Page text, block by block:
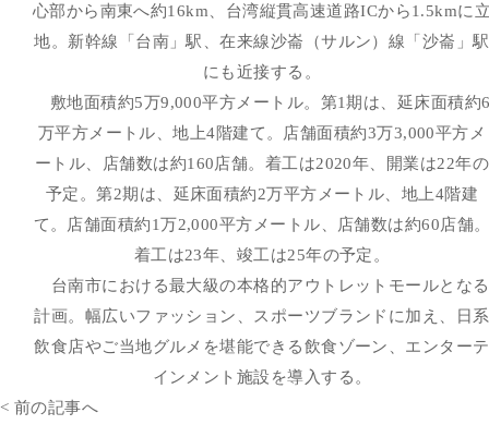
心部から南東へ約16km、台湾縦貫高速道路ICから1.5kmに
地。新幹線「台南」駅、在来線沙崙（サルン）線「沙崙」駅
にも近接する。
敷地面積約5万9,000平方メートル。第1期は、延床面積約
万平方メートル、地上4階建て。店舗面積約3万3,000平方メ
ートル、店舗数は約160店舗。着工は2020年、開業は22年の
予定。第2期は、延床面積約2万平方メートル、地上4階建
て。店舗面積約1万2,000平方メートル、店舗数は約60店舗
着工は23年、竣工は25年の予定。
台南市における最大級の本格的アウトレットモールとなる
計画。幅広いファッション、スポーツブランドに加え、日系
飲食店やご当地グルメを堪能できる飲食ゾーン、エンターテ
インメント施設を導入する。
< 前の記事へ